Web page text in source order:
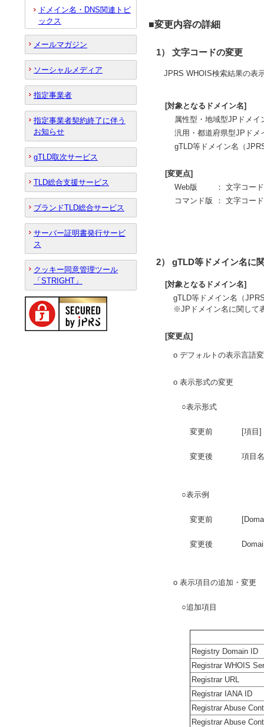
■変更内容の詳細
1） 文字コードの変更
JPRS WHOIS検索結果の表
[対象となるドメイン名]
属性型・地域型JPドメイ
汎用・都道府県型JPドメ
gTLD等ドメイン名（
[変更点]
Web版
： 文字コー
コマンド版
： 文字コー
2） gTLD等ドメイン名に
[対象となるドメイン名]
gTLD等ドメイン名（
※JPドメイン名に関して
[変更点]
o デフォルトの表示言語
o 表示形式の変更
○表示形式
変更前 [項目
変更後 項目
○表示例
変更前
変更後
o 表示項目の追加・変更
○追加項目
Registry Domain ID
Registrar WHOIS
Registrar URL
Registrar IANA ID
Registrar Abuse
Registrar Abuse
ドメイン名・DNS関連トピ
ックス
メールマガジン
ソーシャルメディア
指定事業者
指定事業者契約終了に伴う
お知らせ
gTLD取次サービス
TLD総合支援サービス
ブランドTLD総合サービス
サーバー証明書発行サービ
ス
クッキー同意管理ツール
「STRIGHT」